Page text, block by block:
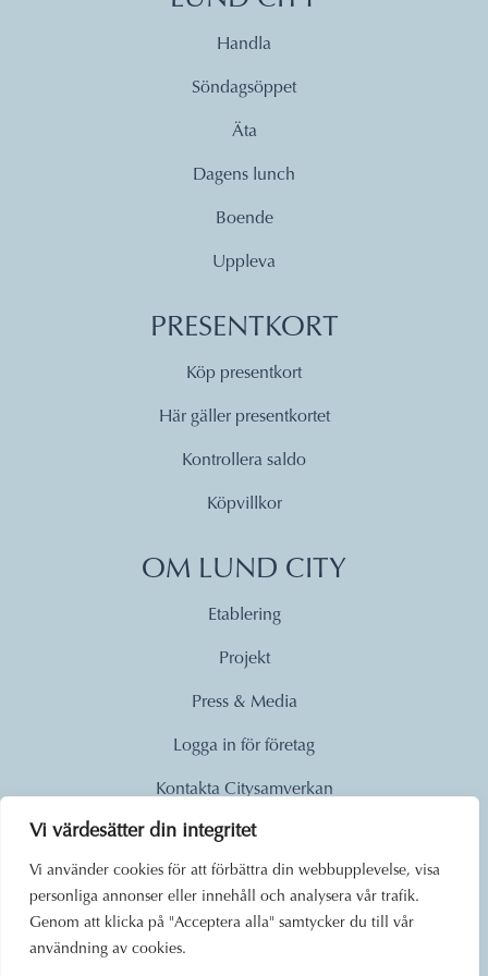
Vi värdesätter din integritet
Vi använder cookies för att förbättra din webbupplevelse, visa
personliga annonser eller innehåll och analysera vår trafik.
Genom att klicka på "Acceptera alla" samtycker du till vår
användning av cookies.
Handla
Söndagsöppet
Äta
Dagens lunch
Boende
Uppleva
PRESENTKORT
Köp presentkort
Här gäller presentkortet
Kontrollera saldo
Köpvillkor
OM LUND CITY
Etablering
Projekt
Press & Media
Logga in för företag
Kontakta Citysamverkan
Lund City. Alla rättigheter
förbehållna.